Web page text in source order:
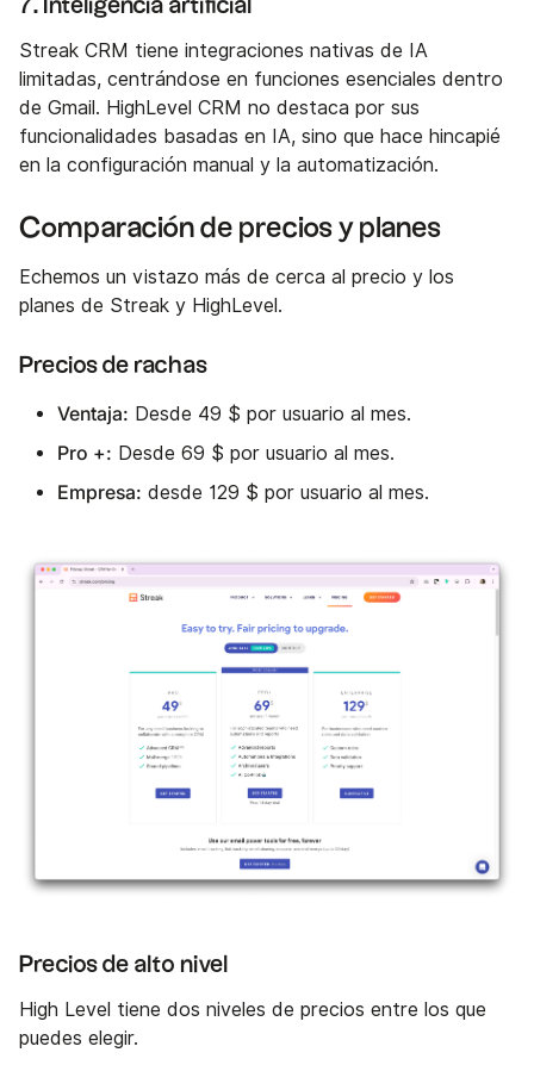
7. Inteligencia artificial
Streak CRM tiene integraciones nativas de IA
limitadas, centrándose en funciones esenciales dentro
de Gmail. HighLevel CRM no destaca por sus
funcionalidades basadas en IA, sino que hace hincapié
en la configuración manual y la automatización.
Comparación de precios y planes
Echemos un vistazo más de cerca al precio y los
planes de Streak y HighLevel.
Precios de rachas
Ventaja: Desde 49 $ por usuario al mes.
Pro +: Desde 69 $ por usuario al mes.
Empresa: desde 129 $ por usuario al mes.
Precios de alto nivel
High Level tiene dos niveles de precios entre los que
puedes elegir.